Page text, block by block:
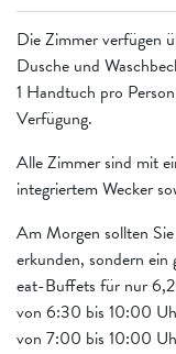
Die Zimmer verfügen
Dusche und
1 Handtuch pro
Verfügung.
Alle Zimmer sind mit
integriertem Wecker
Am Morgen sollten
erkunden, sondern
eat-Buffets für nur
von 6:30 bis 10:00
von 7:00 bis 10:00